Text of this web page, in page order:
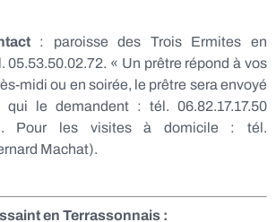
: paroisse des Trois Ermites en
05.53.50.02.72. « Un prêtre répond à vos
midi ou en soirée, le prêtre sera envoyé
le demandent : tél. 06.82.17.17.50
Pour les visites à domicile : tél.
Machat).
en Terrassonnais :